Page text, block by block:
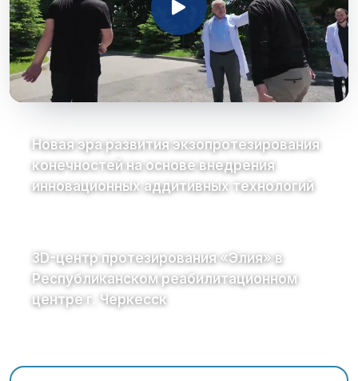
Новая эра развития экзопротезирования
конечностей на основе внедрения
инновационных аддитивных технологий
3D-центр протезирования «Элия» в
Республиканском реабилитационном
центре г. Черкесск